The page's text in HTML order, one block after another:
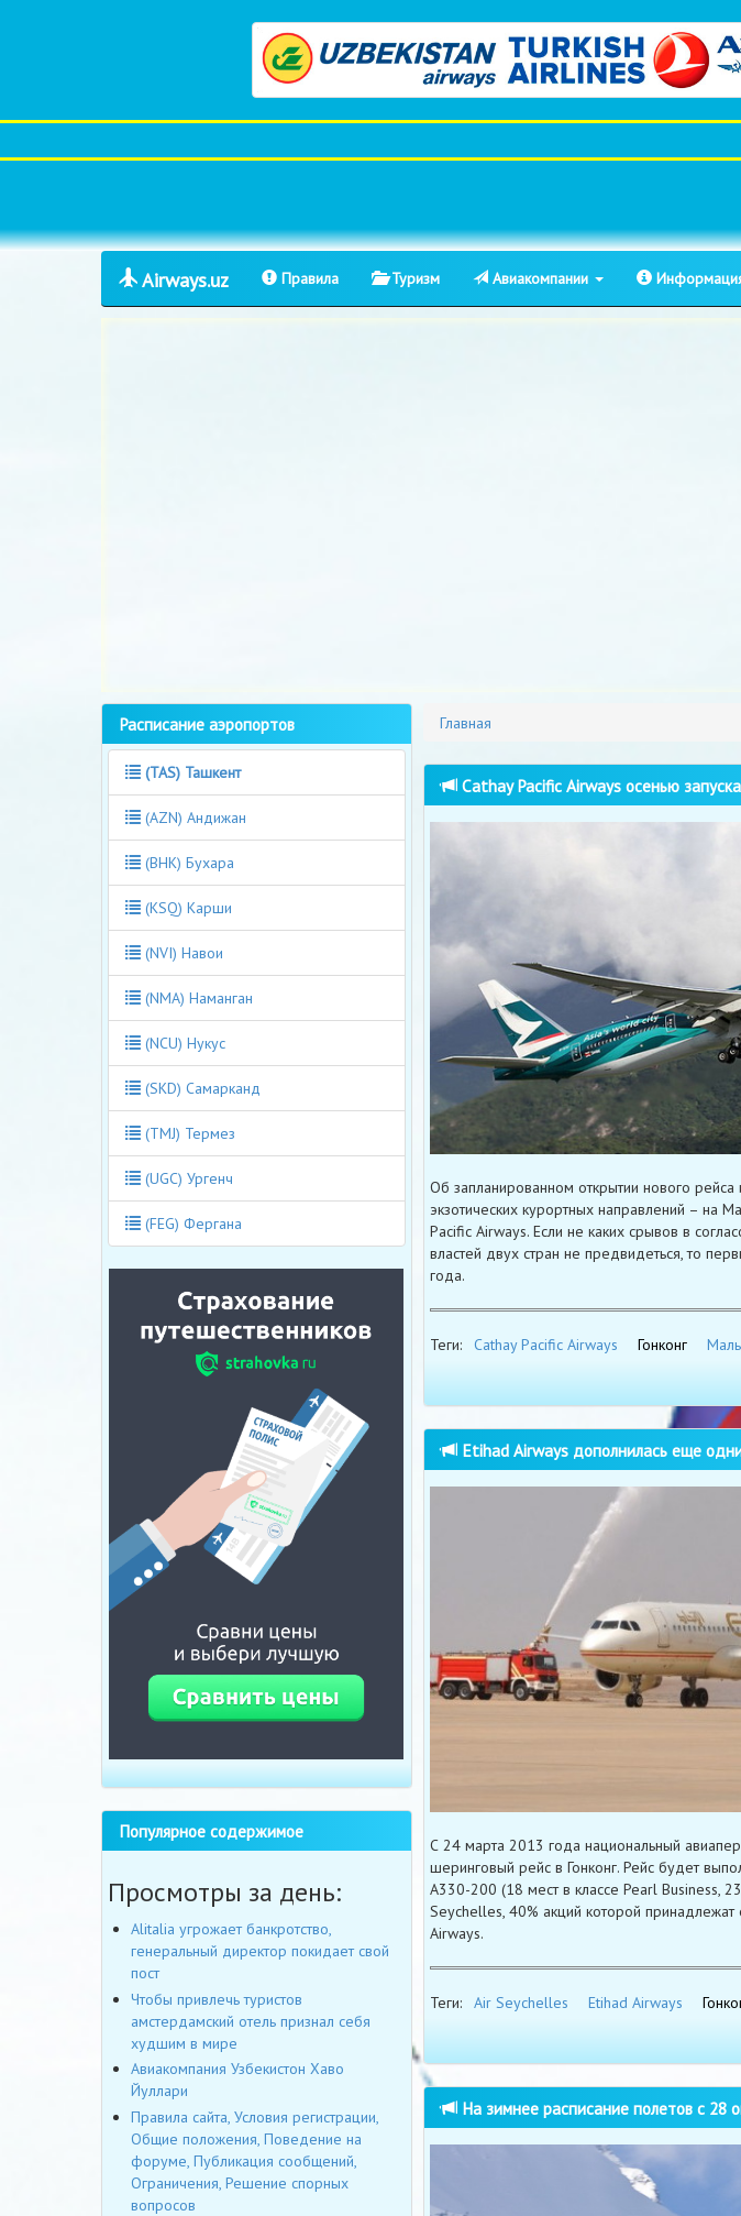
Airways.uz Правила Туризм Авиакомпании
Главная
Cathay Pacific Airways осенью
Об запланированном открытии нового
экзотических курортных направлений – на
Pacific Airways. Если не каких срывов в
властей двух стран не предвидеться, то
года.
Теги: Cathay Pacific Airways Гонконг
Etihad Airways дополнилась еще
С 24 марта 2013 года национальный
шеринговый рейс в Гонконг. Рейс будет
A330-200 (18 мест в классе Pearl Business,
Seychelles, 40% акций которой
Airways.
Теги: Air Seychelles Etihad Airways
На зимнее расписание полетов с 28
Расписание аэропортов
(TAS) Ташкент
(AZN) Андижан
(BHK) Бухара
(KSQ) Карши
(NVI) Навои
(NMA) Наманган
(NCU) Нукус
(SKD) Самарканд
(TMJ) Термез
(UGC) Ургенч
(FEG) Фергана
Популярное содержимое
Просмотры за день:
Alitalia угрожает банкротство,
генеральный директор покидает свой
пост
Чтобы привлечь туристов
амстердамский отель признал себя
худшим в мире
Авиакомпания Узбекистон Хаво
Йуллари
Правила сайта, Условия регистрации,
Общие положения, Поведение на
форуме, Публикация сообщений,
Ограничения, Решение спорных
вопросов